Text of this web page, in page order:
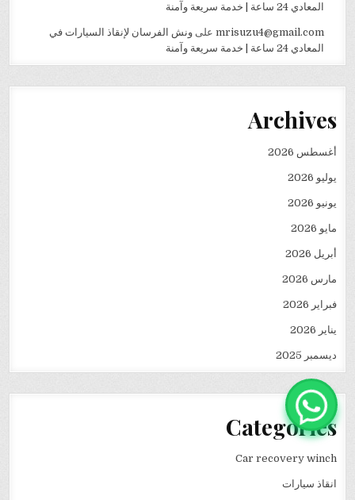
المعادي 24 ساعة | خدمة سريعة وآمنة
mrisuzu4@gmail.comعلى ونش الفرسان لإنقاذ السيارات في
المعادي 24 ساعة | خدمة سريعة وآمنة
Archives
أغسطس 2026
يوليو 2026
يونيو 2026
مايو 2026
أبريل 2026
مارس 2026
فبراير 2026
يناير 2026
ديسمبر 2025
Categories
Car recovery winch
انقاذ سيارات